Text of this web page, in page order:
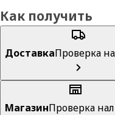
Как получить
ДоставкаПроверка
МагазинПроверка